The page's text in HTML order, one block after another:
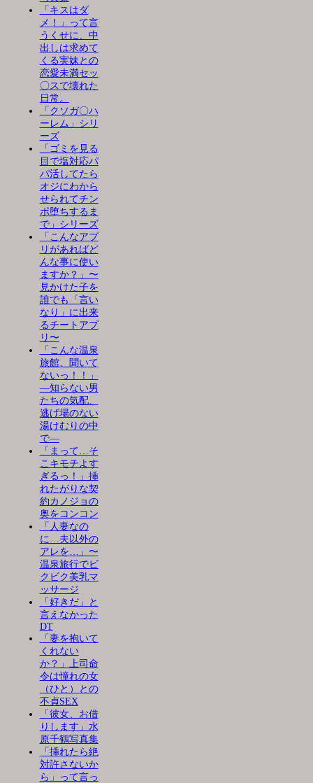
「キスはダ
メ！」って言
うくせに、中
出しは求めて
くる実妹との
恋愛未満セッ
〇スで壊れた
日常。
「クソガ〇ハ
ーレム」シリ
ーズ
「ゴミを見る
目で塩対応パ
パ活してたら
オジにわから
せられてチン
ポ堕ちするま
で」シリーズ
「こんなアプ
リがあればど
んな事に使い
ますか？」〜
見かけた子を
誰でも「言い
なり」に出来
るチートアプ
リ〜
「こんな温泉
旅館、聞いて
ないっ！！」
―知らない男
たちの気配、
逃げ場のない
湯けむりの中
で―
「まって…そ
こキモチよす
ぎるっ！」挿
れたがりな契
約カノジョの
奥をコンコン
「人妻なの
に…夫以外の
アレを…」〜
温泉旅行でビ
クビク美乳マ
ッサージ
「好きだ」と
言えなかった
DT
「妻を抱いて
くれない
か？」上司命
令は憧れの女
（ひと）との
不貞SEX
「彼女、お借
りします」水
原千鶴写真集
「挿れたら絶
対許さないか
ら」って言っ